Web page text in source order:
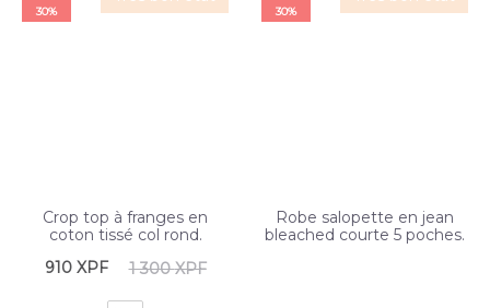
30%
Crop top à franges en
coton tissé col rond.
1 300XPF
910 XPF
30%
Robe salopette en jean
bleached courte 5 poches.